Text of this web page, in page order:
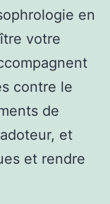
en
votre
contre le
de
et
et rendre